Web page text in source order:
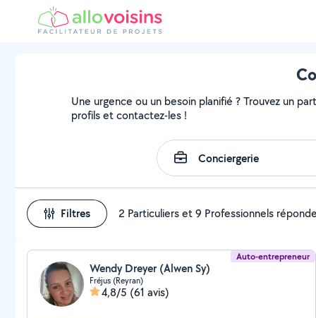
Une urgence ou un besoin planifié ? Trouvez un
profils et contactez-les !
Filtres 2 Particuliers et 9 Professionnels
Auto-entrepreneur
Wendy Dreyer (Alwen Sy)
Fréjus (Reyran)
4,8/5 (61 avis)